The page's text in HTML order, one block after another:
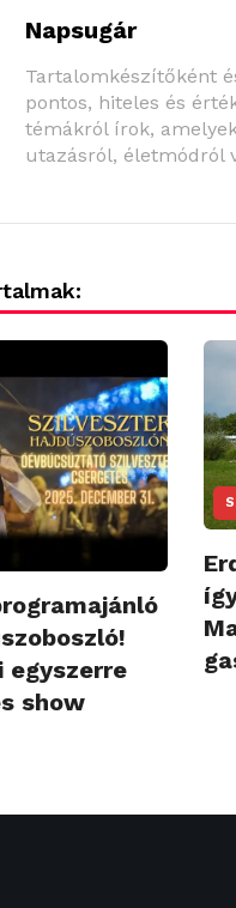
Napsugár
Tartalomkészítőként
pontos, hiteles és
témákról írok,
utazásról, életmódról
egyszerre
show